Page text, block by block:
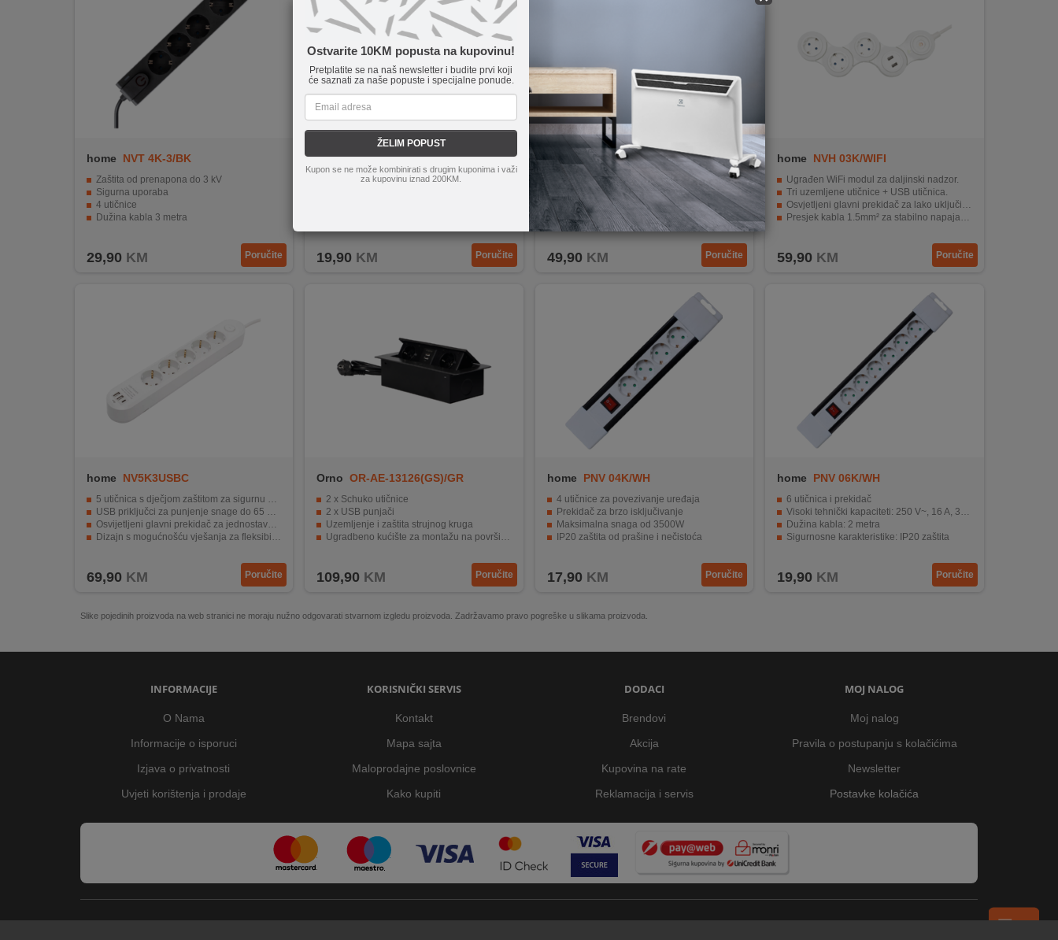
INOSTRANSTVA
Ostvarite 10KM popusta na kupovinu!
Pretplatite se na naš newsletter i budite prvi koji
će saznati za naše popuste i specijalne ponude.
ŽELIM POPUST
Kupon se ne može kombinirati s drugim kuponima i važi
za kupovinu iznad 200KM.
home NVT 4K-3/BK
Zaštita od prenapona do 3 kV
Sigurna uporaba
4 utičnice
Dužina kabla 3 metra
29,90 KM Poručite
Famatel 2992-G
Dužina kabla od 2 metra.
Moderni dizajn u zelenoj boji sa roller tipom.
19,90 KM Poručite
home NVH 05K / USB
5 uzemljene utičnice + USB utičnica
Presjek kabla 3 x 1.5 mm²
Osvjetljen glavni prekidač
2 x USB 5 V DC utičnice
Savitljivi, podesivi razdjeljnik
49,90 KM Poručite
home NVH 03K/WIFI
Ugrađen WiFi modul za daljinski nadzor.
Tri uzemljene utičnice + USB utičnica.
Osvjetljeni glavni prekidač za lako uključivanje.
Presjek kabla 1.5mm² za stabilno napajanje.
59,90 KM Poručite
home NV5K3USBC
5 utičnica s dječjom zaštitom za sigurnu upotrebu
USB priključci za punjenje snage do 65 W za punjenje bez adaptera
Osvijetljeni glavni prekidač za jednostavno isključivanje napajanja
Dizajn s mogućnošću vješanja za fleksibilno postavljanje
69,90 KM Poručite
Orno OR-AE-13126(GS)/GR
2 x Schuko utičnice
2 x USB punjači
Uzemljenje i zaštita strujnog kruga
Ugradbeno kućište za montažu na površine
109,90 KM Poručite
home PNV 04K/WH
4 utičnice za povezivanje uređaja
Prekidač za brzo isključivanje
Maksimalna snaga od 3500W
IP20 zaštita od prašine i nečistoća
17,90 KM Poručite
home PNV 06K/WH
6 utičnica i prekidač
Visoki tehnički kapaciteti: 250 V~, 16 A, 3500 W
Dužina kabla: 2 metra
Sigurnosne karakteristike: IP20 zaštita
19,90 KM Poručite
Slike pojedinih proizvoda na web stranici ne moraju nužno odgovarati stvarnom izgledu proizvoda. Zadržavamo pravo pogreške u slikama proizvoda.
INFORMACIJE
O Nama
Informacije o isporuci
Izjava o privatnosti
Uvjeti korištenja i prodaje
KORISNIČKI SERVIS
Kontakt
Mapa sajta
Maloprodajne poslovnice
Kako kupiti
DODACI
Brendovi
Akcija
Kupovina na rate
Reklamacija i servis
MOJ NALOG
Moj nalog
Pravila o postupanju s kolačićima
Newsletter
Postavke kolačića